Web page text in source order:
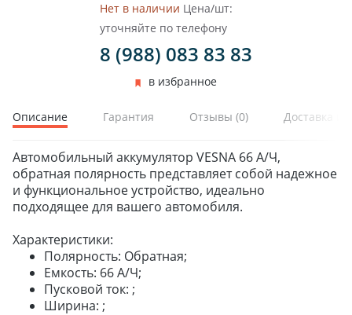
ЗИМНИЕ
ДЛЯ ГРУЗОВЫХ АВТО
ЛИТЫЕ
ШТАМПОВАНЫЕ
ДЛЯ ГРУЗОВЫХ АВТО
ДЛЯ ЛЕГКОВЫХ АВТО
Нет в наличии Цена/шт:
уточняйте по телефону
8 (988) 083 83 83
в избранное
Описание Гарантия Отзывы (0) Доставка и
Автомобильный аккумулятор VESNA 66 А/Ч,
обратная полярность представляет собой надежное
и функциональное устройство, идеально
подходящее для вашего автомобиля.
Характеристики:
Полярность: Обратная;
Емкость: 66 А/Ч;
Пусковой ток: ;
Ширина: ;